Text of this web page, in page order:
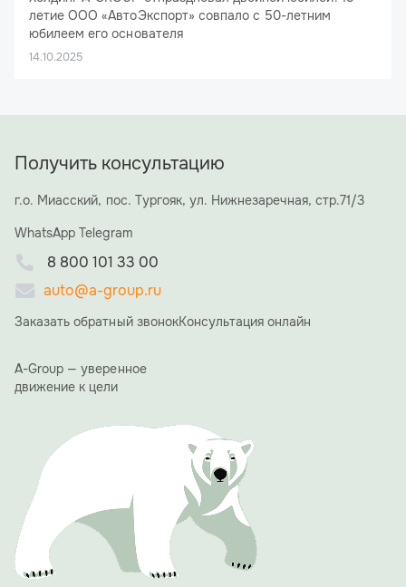
летие ООО «АвтоЭкспорт» совпало с 50-летним
юбилеем его основателя
26 сентября 2025 года ресторан «Брецель Бройхауз»
Под сводами ресторана собрались не только
сотрудники холдинга и ключевые деловые партнеры, но
и семья и близкие друзья Алексея Николаевича, что
течение вечера со сцены прозвучало множество
отмечали невероятную преданность делу,
стратегическое видение Алексея Николаевича и его
«15 лет назад мы начинали с большой мечты. Сегодня
из вас, вашего труда, энергии и веры в общее дело», —
сказал в своей ответной речи Алексей Ямщиков.
Благодарственные письма получили сотрудники ООО
компании 10 и более лет.
Одним из ярких и обсуждаемых моментов вечера стала
презентация фирменного юбилейного календаря A-
GROUP. Его страницы украсили фотографии сотрудниц
холдинга с автомобилями производства A-GROUP.
Проект должен подчеркнуть, что за успехом компании
стоят не только прогрессивные технологии, но и яркие,
талантливые люди.
Вечер доказал: 15 лет для A-GROUP — не просто рубеж,
14.10.2025
Получить консультацию
8 800 101 33 00
auto@a-group.ru
г.о. Миасский, пос. Тургояк, ул. Нижнезаречная, стр.71/3
WhatsApp Telegram
Заказать обратный звонокКонсультация онлайн
A-Group — уверенное
движение к цели